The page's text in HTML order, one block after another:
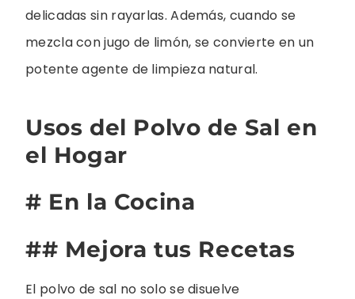
delicadas sin rayarlas. Además, cuando se
mezcla con jugo de limón, se convierte en un
potente agente de limpieza natural.
Usos del Polvo de Sal en
el Hogar
# En la Cocina
## Mejora tus Recetas
El polvo de sal no solo se disuelve